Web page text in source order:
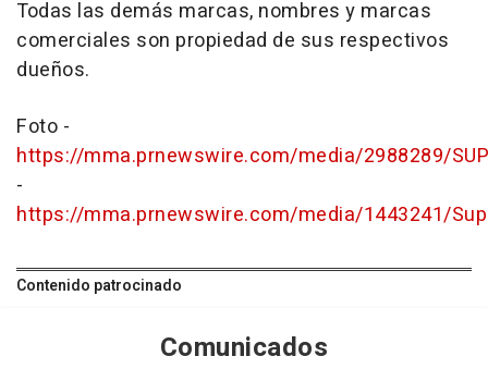
Todas las demás marcas, nombres y marcas
comerciales son propiedad de sus respectivos
dueños.
Foto -
https://mma.prnewswire.com/media/2988289/
-
https://mma.prnewswire.com/media/1443241/
Contenido patrocinado
Comunicados